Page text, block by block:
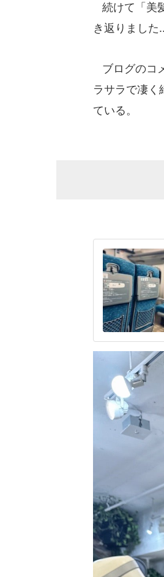
続けて「美
き返りました
ブログのコ
ラサラで凄
ている。